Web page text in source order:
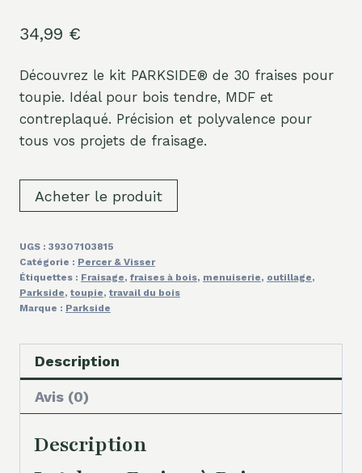
34,99 €
Découvrez le kit PARKSIDE® de 30 fraises pour
toupie. Idéal pour bois tendre, MDF et
contreplaqué. Précision et polyvalence pour
tous vos projets de fraisage.
Acheter le produit
UGS : 39307103815
Catégorie : Percer & Visser
Étiquettes : Fraisage, fraises à bois, menuiserie, outillage,
Parkside, toupie, travail du bois
Marque : Parkside
Description
Avis (0)
Description